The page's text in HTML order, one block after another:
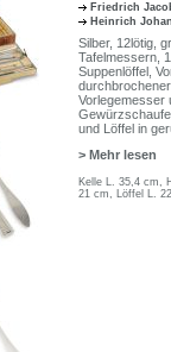
Friedrich
Heinrich
Silber, 12lötig,
Tafelmessern,
Suppenlöffel,
Vorlegemesser
und Löffel in
> Mehr lesen
Kelle L. 35,4 cm,
21 cm, Löffel L.